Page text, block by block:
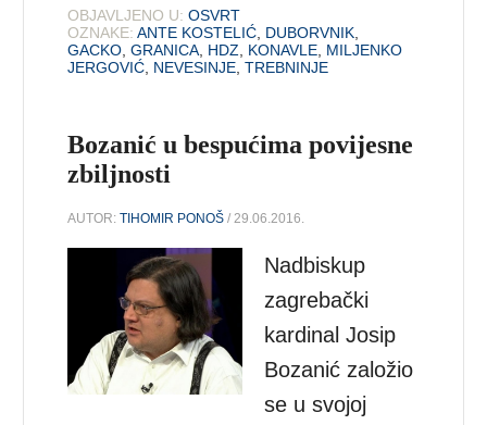
OBJAVLJENO U: OSVRT
OZNAKE: ANTE KOSTELIĆ DUBORVNIK
GACKO ,GRANICA HDZ KONAVLE MILJENKO
JERGOVIĆ NEVESINJE ,TREBNINJE
Bozanić u bespućima povijesne
zbiljnosti
AUTOR:TIHOMIR PONOŠ / 29.06.2016.
Nadbiskup
zagrebački
kardinal Josip
Bozanić založio
se u svojoj